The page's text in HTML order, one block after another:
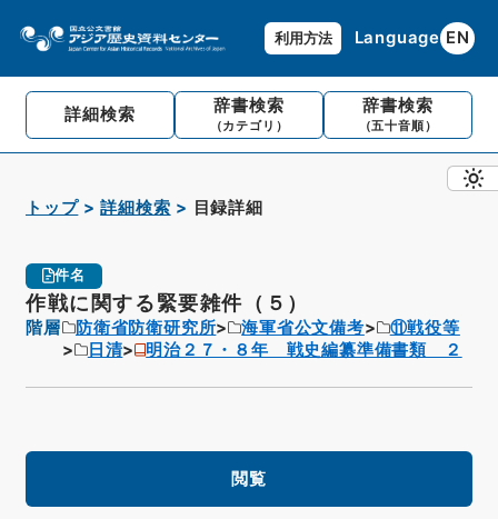
利用方法 Language EN
詳細検索 辞書検索
（カテゴリ）
辞書検索
（五十音順）
トップ 詳細検索 目録詳細
件名
作戦に関する緊要雑件（５）
階層 防衛省防衛研究所 海軍省公文備考
⑪戦役等
日清
明治２７・８年 戦史編纂準備書類 ２
閲覧